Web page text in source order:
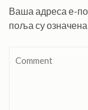
Ваша адреса е-
поља су означена